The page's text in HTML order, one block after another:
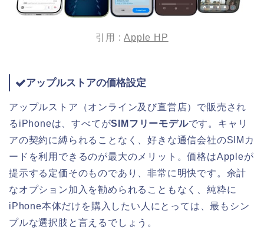
引用 :Apple HP
アップルストアの価格設定
アップルストア（オンライン及び直営店）で販売され
るiPhoneは、すべてがSIMフリーモデルです。キャリ
アの契約に縛られることなく、好きな通信会社のSIMカ
ードを利用できるのが最大のメリット。価格はAppleが
提示する定価そのものであり、非常に明快です。余計
なオプション加入を勧められることもなく、純粋に
iPhone本体だけを購入したい人にとっては、最もシン
プルな選択肢と言えるでしょう。